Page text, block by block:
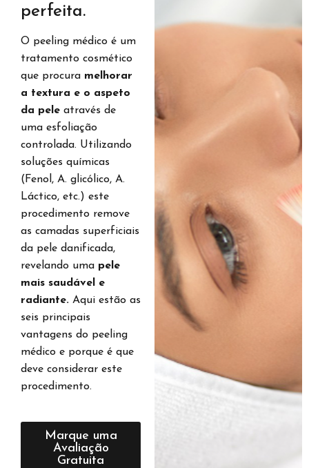
perfeita.
O peeling médico é um
tratamento cosmético
que procura melhorar
a textura e o aspeto
da pele através de
uma esfoliação
controlada. Utilizando
soluções químicas
(Fenol, A. glicólico, A.
Láctico, etc.) este
procedimento remove
as camadas superficiais
da pele danificada,
revelando uma pele
mais saudável e
radiante. Aqui estão as
seis principais
vantagens do peeling
médico e porque é que
deve considerar este
procedimento.
Marque uma
Avaliação
Gratuita